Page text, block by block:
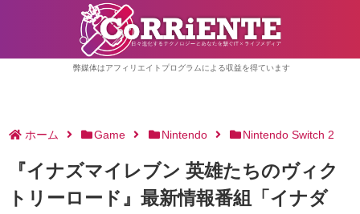
弊媒体はアフィリエイトプログラムによる収益を得ています
ホーム Game Nintendo Nintendo Switch 2
『イナズマイレブン 英雄たちのヴィク
トリーロード』最新情報番組「イナダ